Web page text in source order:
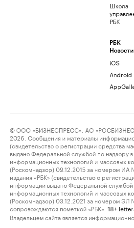
Школа
РБК
РБК
Новости
iOS
Android
© ООО «БИЗНЕСПРЕСС», АО
2026. Сообщения и материалы
(свидетельство о регистрации средства
выдано Федеральной службой по надзору
информационных технологий и массовых
(Роскомнадзор) 09.12.2015 за номером
издания «РБК» (свидетельство о
информации выдано Федеральной службой
информационных технологий и массовых
(Роскомнадзор) 03.12.2021 за номером
сопровождаются пометкой «РБК».
18+
Владельцем сайта является